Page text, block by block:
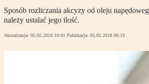
Sposób rozliczania akcyzy od oleju
należy ustalać jego ilość.
Aktualizacja: 05.05.2018 10:01 Publikacja: 05.05.2018 09:19